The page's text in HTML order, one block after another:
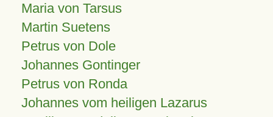
Maria von Tarsus
Martin Suetens
Petrus von Dole
Johannes Gontinger
Petrus von Ronda
Johannes vom heiligen Lazarus